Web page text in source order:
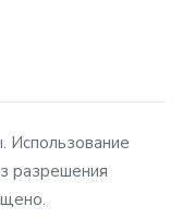
Использование
разрешения